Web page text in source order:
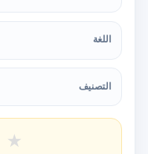
اللغة
التصنيف
★